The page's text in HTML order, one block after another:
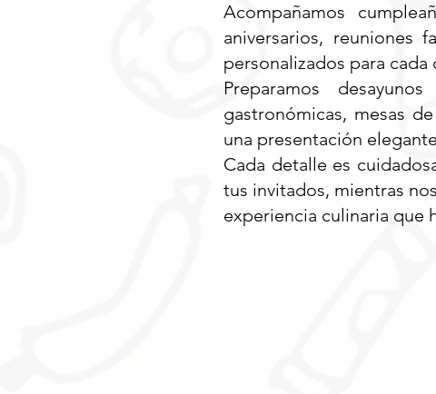
Acompañamos
aniversarios, reuniones
personalizados para cada
Preparamos
gastronómicas, mesas
una presentación
Cada detalle es
tus invitados, mientras
experiencia culinaria que